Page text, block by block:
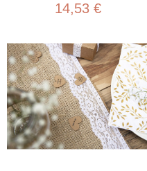
14,53 €